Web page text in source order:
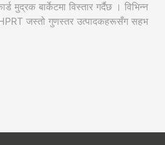
मुद्रक बार्केटमा विस्तार गर्दैछ । विभिन्न
जस्तो गुणस्तर उत्पादकहरूसँग सहभ